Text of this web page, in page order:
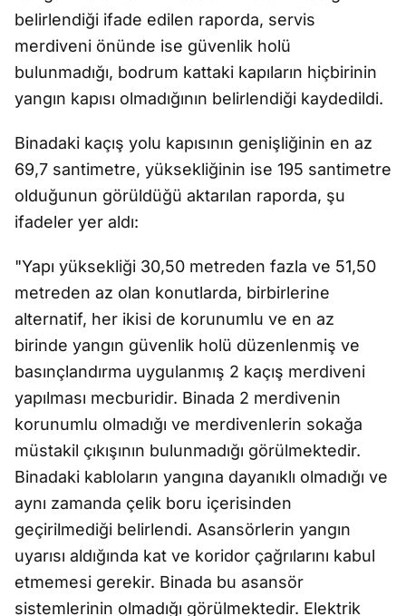
belirlendiği ifade edilen raporda, servis
merdiveni önünde ise güvenlik holü
bulunmadığı, bodrum kattaki kapıların hiçbirinin
yangın kapısı olmadığının belirlendiği kaydedildi.
Binadaki kaçış yolu kapısının genişliğinin en az
69,7 santimetre, yüksekliğinin ise 195 santimetre
olduğunun görüldüğü aktarılan raporda, şu
ifadeler yer aldı:
"Yapı yüksekliği 30,50 metreden fazla ve 51,50
metreden az olan konutlarda, birbirlerine
alternatif, her ikisi de korunumlu ve en az
birinde yangın güvenlik holü düzenlenmiş ve
basınçlandırma uygulanmış 2 kaçış merdiveni
yapılması mecburidir. Binada 2 merdivenin
korunumlu olmadığı ve merdivenlerin sokağa
müstakil çıkışının bulunmadığı görülmektedir.
Binadaki kabloların yangına dayanıklı olmadığı ve
aynı zamanda çelik boru içerisinden
geçirilmediği belirlendi. Asansörlerin yangın
uyarısı aldığında kat ve koridor çağrılarını kabul
etmemesi gerekir. Binada bu asansör
sistemlerinin olmadığı görülmektedir. Elektrik